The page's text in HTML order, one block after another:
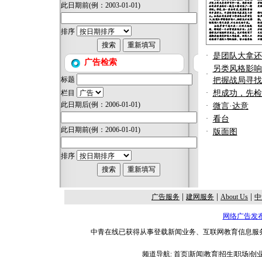
此日期前(例：2003-01-01)
排序
广告检索
标题
栏目
此日期后(例：2006-01-01)
此日期前(例：2006-01-01)
排序
· 是团队大拿
·
另类风格影
把握战局寻
· 想成功，先
· 微言·达意
· 看台
· 版面图
广告服务 | 建网服务 | About Us |
网络广告发
中青在线已获得从事登载新闻业务、互联网教育信息
频道导航: 首页|新闻 教育|招生 职场|创